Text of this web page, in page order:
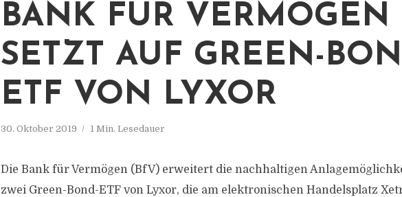
BANK FÜR VERMÖGEN
SETZT AUF GREEN-
ETF VON LYXOR
30. Oktober 2019 1 Min. Lesedauer
Die Bank für Vermögen (BfV) erweitert die nachhaltigen
zwei Green-Bond-ETF von Lyxor, die am elektronischen Handelsplatz